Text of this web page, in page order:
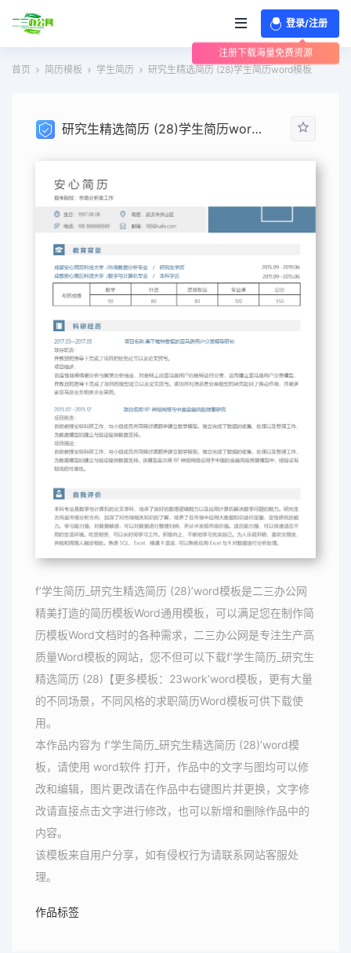
登录/注册
注册下载海量免费资源
首页 简历模板 学生简历 研究生精选简历 (28)学生简历word模板
研究生精选简历 (28)学生简历word模板
f’学生简历_研究生精选简历 (28)’word模板是二三办公网
精美打造的简历模板Word通用模板，可以满足您在制作简
历模板Word文档时的各种需求，二三办公网是专注生产高
质量Word模板的网站，您不但可以下载f’学生简历_研究生
精选简历 (28)【更多模板：23work’word模板，更有大量
的不同场景，不同风格的求职简历Word模板可供下载使
用。
本作品内容为 f’学生简历_研究生精选简历 (28)’word模
板，请使用 word软件 打开，作品中的文字与图均可以修
改和编辑，图片更改请在作品中右键图片并更换，文字修
改请直接点击文字进行修改，也可以新增和删除作品中的
内容。
该模板来自用户分享，如有侵权行为请联系网站客服处
理。
作品标签